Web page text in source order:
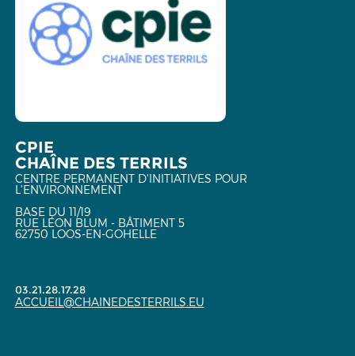
CPIE
CHAÎNE DES TERRILS
CENTRE PERMANENT D'INITIATIVES POUR
L'ENVIRONNEMENT
BASE DU 11/19
RUE LÉON BLUM - BÂTIMENT 5
62750 LOOS-EN-GOHELLE
03.21.28.17.28
ACCUEIL@CHAINEDESTERRILS.EU